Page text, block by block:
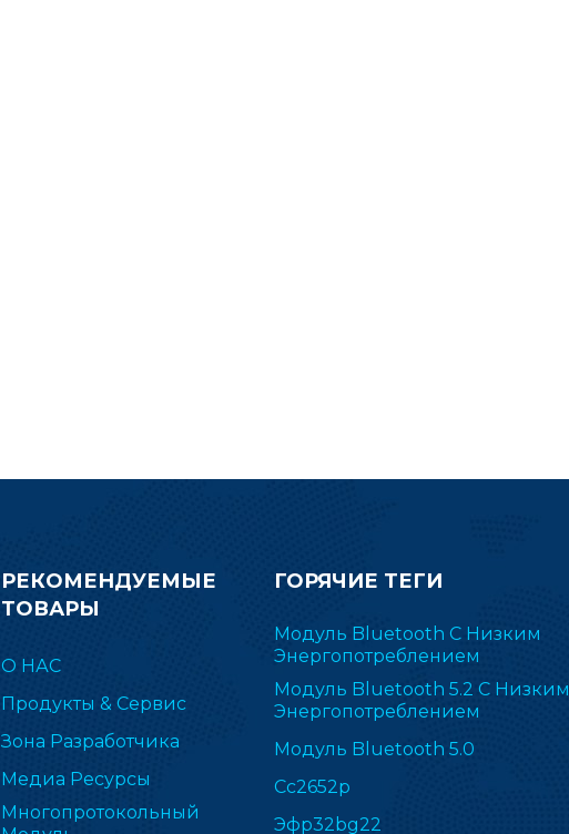
РЕКОМЕНДУЕМЫЕ
ТОВАРЫ
О НАС
Продукты & Сервис
Зона Разработчика
Медиа Ресурсы
Многопротокольный
ГОРЯЧИЕ ТЕГИ
Модуль Bluetooth С Низким
Энергопотреблением
Модуль Bluetooth 5.2 С Низким
Энергопотреблением
Модуль Bluetooth 5.0
Cc2652p
Эфр32bg22